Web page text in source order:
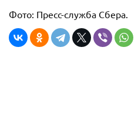
Фото: Пресс-служба Сбера.